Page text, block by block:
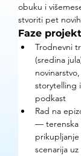
obuku i
stvoriti pet
Faze
Trodnevni
(sredina
storytelling
podkast
Rad na
— terenska
scenarija